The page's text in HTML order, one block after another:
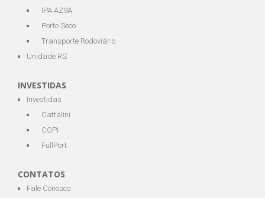
IPA AZ9A
Porto Seco
Transporte Rodoviário
Unidade RS
INVESTIDAS
Investidas
Cattalini
COPI
FullPort
CONTATOS
Fale Conosco